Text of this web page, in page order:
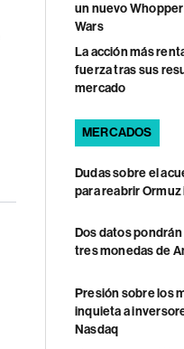
un nuevo
Wars
La acción más
fuerza tras sus
mercado
MERCADOS
Dudas sobre el
para reabrir
Dos datos pondrán
tres monedas de
Presión sobre los
inquieta a
Nasdaq